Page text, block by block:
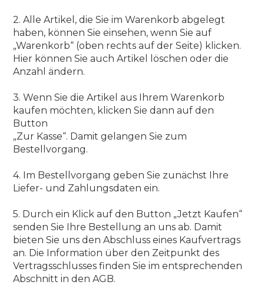
2. Alle Artikel, die Sie im Warenkorb abgelegt
haben, können Sie einsehen, wenn Sie auf
„Warenkorb“ (oben rechts auf der Seite) klicken.
Hier können Sie auch Artikel löschen oder die
Anzahl ändern.
3. Wenn Sie die Artikel aus Ihrem Warenkorb
kaufen möchten, klicken Sie dann auf den
Button
„Zur Kasse“. Damit gelangen Sie zum
Bestellvorgang.
4. Im Bestellvorgang geben Sie zunächst Ihre
Liefer- und Zahlungsdaten ein.
5. Durch ein Klick auf den Button „Jetzt Kaufen“
senden Sie Ihre Bestellung an uns ab. Damit
bieten Sie uns den Abschluss eines Kaufvertrags
an. Die Information über den Zeitpunkt des
Vertragsschlusses finden Sie im entsprechenden
Abschnitt in den AGB.